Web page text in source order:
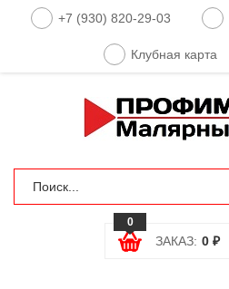
+7 (930) 820-29-03
Клубная карта
0
ЗАКАЗ: 0 ₽